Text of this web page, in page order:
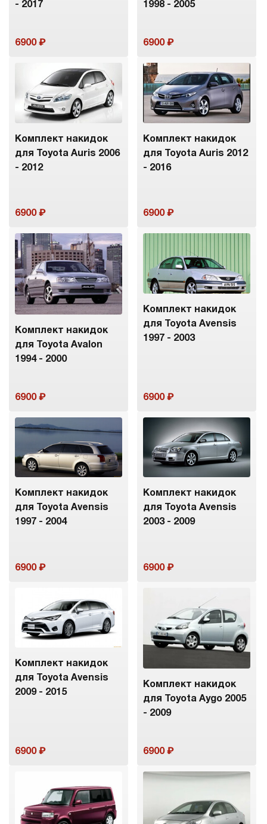
- 2017
6900
1998 - 2005
6900
Комплект накидок
для Toyota Auris 2006
- 2012
6900
Комплект накидок
для Toyota Auris 2012
- 2016
6900
Комплект накидок
для Toyota Avalon
1994 - 2000
6900
Комплект накидок
для Toyota Avensis
1997 - 2003
6900
Комплект накидок
для Toyota Avensis
1997 - 2004
6900
Комплект накидок
для Toyota Avensis
2003 - 2009
6900
Комплект накидок
для Toyota Avensis
2009 - 2015
6900
Комплект накидок
для Toyota Aygo 2005
- 2009
6900